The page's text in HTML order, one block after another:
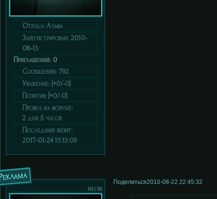
Откуда: Альфа
Зарегистрирован: 2010-
08-13
Приглашений: 0
Сообщений: 792
Уважение: [+0/-0]
Позитив: [+0/-0]
Провел на форуме:
2 дня 5 часов
Последний визит:
2017-01-24 15:13:09
Поделиться2010-08-22 22:45:32
neon